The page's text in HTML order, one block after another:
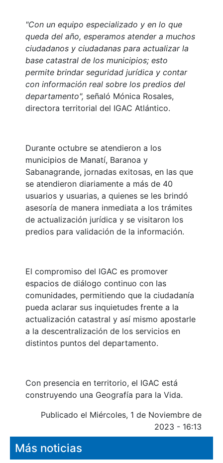
"Con un equipo especializado y en lo que
queda del año, esperamos atender a muchos
ciudadanos y ciudadanas para actualizar la
base catastral de los municipios; esto
permite brindar seguridad jurídica y contar
con información real sobre los predios del
departamento", señaló Mónica Rosales,
directora territorial del IGAC Atlántico.
Durante octubre se atendieron a los
municipios de Manatí, Baranoa y
Sabanagrande, jornadas exitosas, en las que
se atendieron diariamente a más de 40
usuarios y usuarias, a quienes se les brindó
asesoría de manera inmediata a los trámites
de actualización jurídica y se visitaron los
predios para validación de la información.
El compromiso del IGAC es promover
espacios de diálogo continuo con las
comunidades, permitiendo que la ciudadanía
pueda aclarar sus inquietudes frente a la
actualización catastral y así mismo apostarle
a la descentralización de los servicios en
distintos puntos del departamento.
Con presencia en territorio, el IGAC está
construyendo una Geografía para la Vida.
Publicado el Miércoles, 1 de Noviembre de
2023 - 16:13
Más noticias